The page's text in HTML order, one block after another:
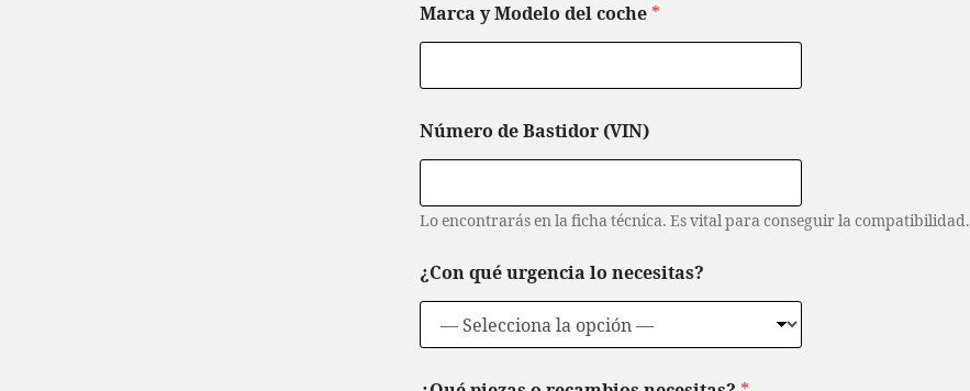
Marca y Modelo del coche *
Número de Bastidor (VIN)
Lo encontrarás en la ficha técnica. Es vital para conseguir la compatibilidad.
¿Con qué urgencia lo necesitas?